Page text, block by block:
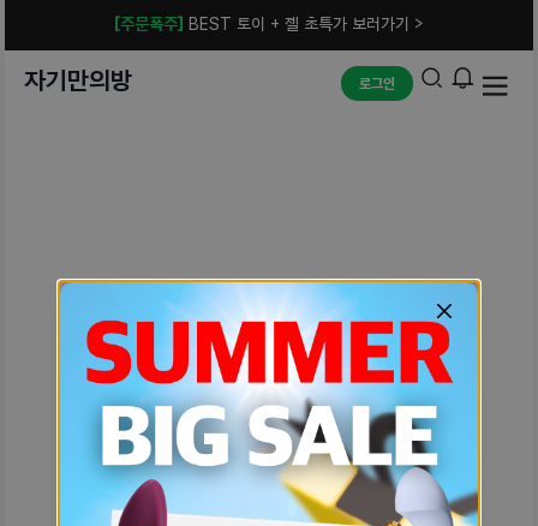
[주문폭주] BEST 토이 + 젤 초특가 보러가기 >
자기만의방 로그인
예상치 못한 에러입니다.